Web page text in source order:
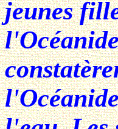
jeunes